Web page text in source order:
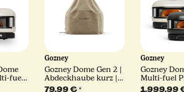
fuel
Gozney
Gozney Dome Gen 2 |
Abdeckhaube kurz |
braun
79,99 €*
Gozney
Gozney
Multi-fuel
schwarz
1.999,99